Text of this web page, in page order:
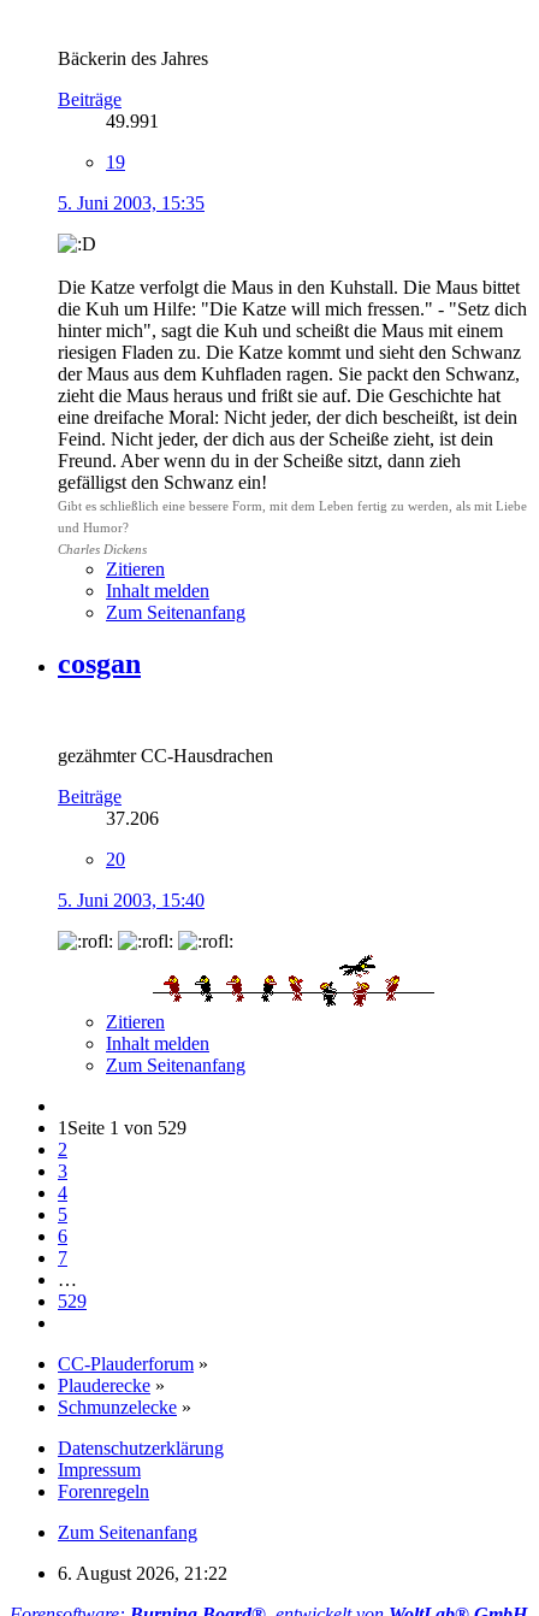
Bäckerin des Jahres
Beiträge
49.991
19
5. Juni 2003, 15:35
Die Katze verfolgt die Maus in den Kuhstall. Die Maus bittet
die Kuh um Hilfe: "Die Katze will mich fressen." - "Setz dich
hinter mich", sagt die Kuh und scheißt die Maus mit einem
riesigen Fladen zu. Die Katze kommt und sieht den Schwanz
der Maus aus dem Kuhfladen ragen. Sie packt den Schwanz,
zieht die Maus heraus und frißt sie auf. Die Geschichte hat
eine dreifache Moral: Nicht jeder, der dich bescheißt, ist dein
Feind. Nicht jeder, der dich aus der Scheiße zieht, ist dein
Freund. Aber wenn du in der Scheiße sitzt, dann zieh
gefälligst den Schwanz ein!
Gibt es schließlich eine bessere Form, mit dem Leben fertig zu werden, als mit Liebe
und Humor?
Charles Dickens
Zitieren
Inhalt melden
Zum Seitenanfang
cosgan
gezähmter CC-Hausdrachen
Beiträge
37.206
20
5. Juni 2003, 15:40
Zitieren
Inhalt melden
Zum Seitenanfang
1 Seite 1 von 529
2
3
4
5
6
7
…
529
CC-Plauderforum »
Plauderecke »
Schmunzelecke »
Datenschutzerklärung
Impressum
Forenregeln
Zum Seitenanfang
6. August 2026, 21:22